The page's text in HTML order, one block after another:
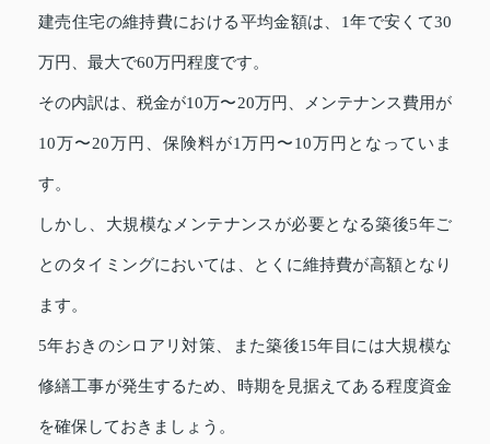
建売住宅の維持費における平均金額は、1年で安くて30
万円、最大で60万円程度です。
その内訳は、税金が10万〜20万円、メンテナンス費用が
10万〜20万円、保険料が1万円〜10万円となっていま
す。
しかし、大規模なメンテナンスが必要となる築後5年ご
とのタイミングにおいては、とくに維持費が高額となり
ます。
5年おきのシロアリ対策、また築後15年目には大規模な
修繕工事が発生するため、時期を見据えてある程度資金
を確保しておきましょう。